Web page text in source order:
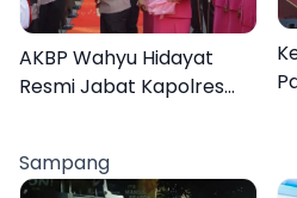
AKBP Wahyu Hidayat
Resmi Jabat Kapolres
Sampang